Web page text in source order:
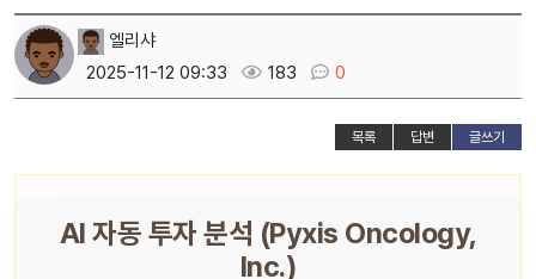
엘리샤
2025-11-12 09:33
183 0
목록 답변 글쓰기
AI 자동 투자 분석 (Pyxis Oncology,
Inc.)